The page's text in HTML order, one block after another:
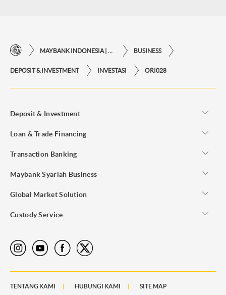
MAYBANK INDONESIA | KEMUDAHAN TRANSAKSI FINANSIAL DI UJUNG JARI ANDA BUSINESS
DEPOSIT & INVESTMENT INVESTASI ORI028
Deposit & Investment
Loan & Trade Financing
Transaction Banking
Maybank Syariah Business
Global Market Solution
Custody Service
TENTANG KAMI HUBUNGI KAMI SITE MAP